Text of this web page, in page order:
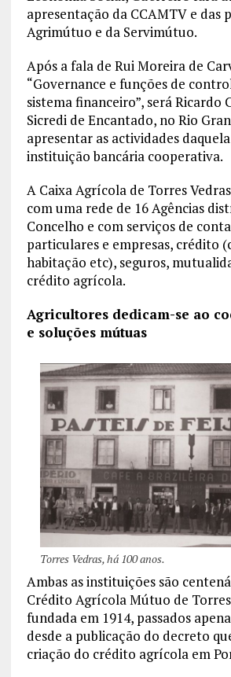
apresentação da CCAMTV e das
Agrimútuo e da Servimútuo.
Após a fala de Rui Moreira de
“Governance e funções de
sistema financeiro”, será Ricardo
Sicredi de Encantado, no Rio
apresentar as actividades
instituição bancária cooperativa.
A Caixa Agrícola de Torres
com uma rede de 16 Agências
Concelho e com serviços de
particulares e empresas, crédito
habitação etc), seguros,
crédito agrícola.
Agricultores dedicam-se ao
e soluções mútuas
Torres Vedras, há 100 anos.
Ambas as instituições são
Crédito Agrícola Mútuo de
fundada em 1914, passados
desde a publicação do decreto
criação do crédito agrícola em